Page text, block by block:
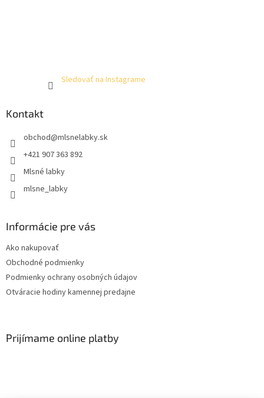
Sledovať na Instagrame
Kontakt
obchod@mlsnelabky.sk
+421 907 363 892
Mlsné labky
mlsne_labky
Informácie pre vás
Ako nakupovať
Obchodné podmienky
Podmienky ochrany osobných údajov
Otváracie hodiny kamennej predajne
Prijímame online platby